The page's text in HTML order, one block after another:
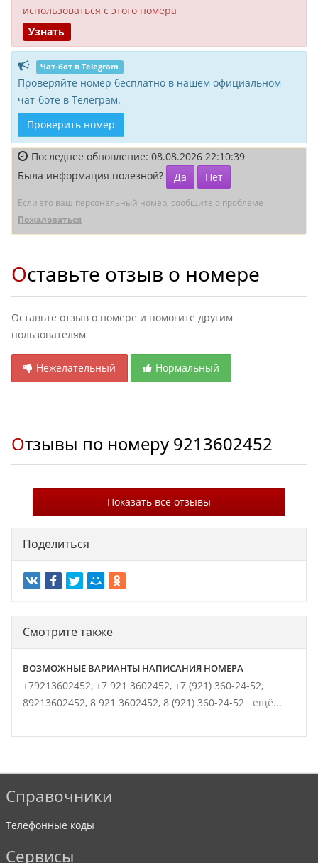
исполь­зоваться с этого номера
Узнать
Чат-бот в Telegram
Проверяйте номер бесплатно в нашем официальном
чат-боте в Телеграм.
Проверить номер
Последнее обновление: 08.08.2026 22:10:39
Была информация полезной?
Да Нет
Если это ваш персональный номер, сообщите о проблеме
Пожаловаться
Оставьте отзыв о номере
Оставьте отзыв о номере и помогите другим
пользователям
Нежелательный Нормальный
Отзывы по номеру 9213602452
Показать все отзывы
Поделиться
Смотрите также
ВОЗМОЖНЫЕ ВАРИАНТЫ НАПИСАНИЯ НОМЕРА
+79213602452, +7 921 3602452, +7 (921) 360-24-52,
89213602452, 8 921 3602452, 8 (921) 360-24-52 ещё...
Справочники
Телефонные коды
Сервисы